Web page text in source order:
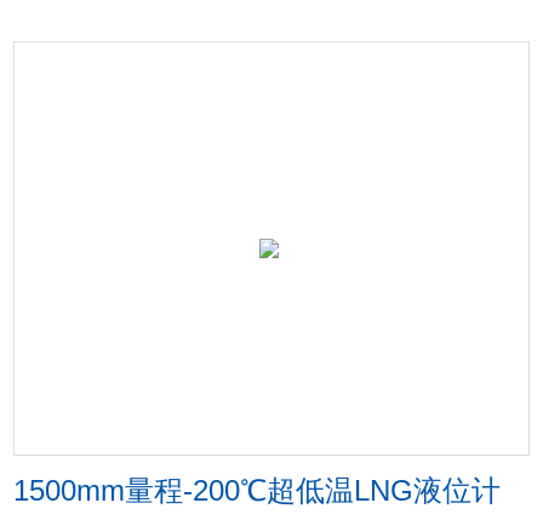
1500mm量程-200℃超低温LNG液位计